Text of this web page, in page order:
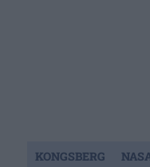
KONGSBERG